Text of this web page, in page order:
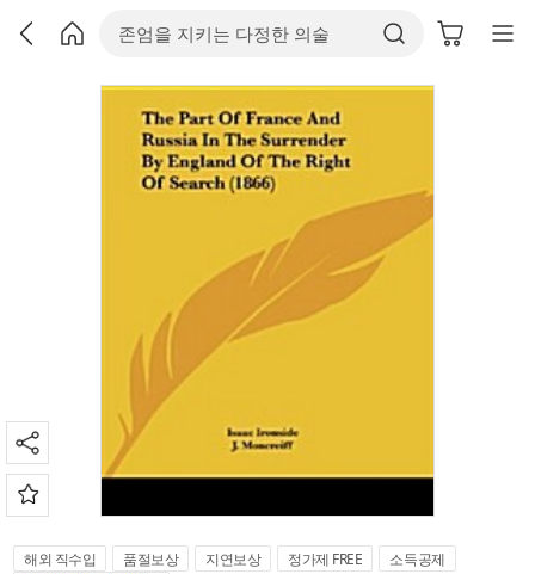
해외 직수입 품절보상 지연보상 정가제 FREE
소득공제